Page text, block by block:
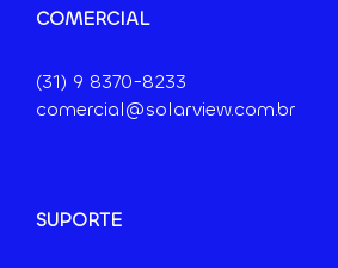
COMERCIAL
(31) 9 8370-8233
comercial@solarview.com.br
SUPORTE